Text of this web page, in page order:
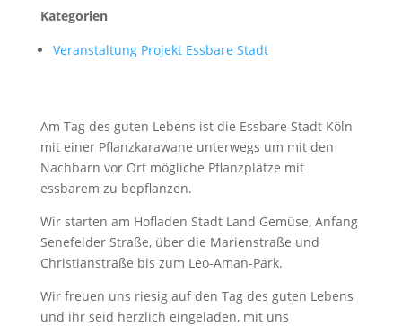
Kategorien
Veranstaltung Projekt Essbare Stadt
Am Tag des guten Lebens ist die Essbare Stadt Köln
mit einer Pflanzkarawane unterwegs um mit den
Nachbarn vor Ort mögliche Pflanzplätze mit
essbarem zu bepflanzen.
Wir starten am Hofladen Stadt Land Gemüse, Anfang
Senefelder Straße, über die Marienstraße und
Christianstraße bis zum Leo-Aman-Park.
Wir freuen uns riesig auf den Tag des guten Lebens
und ihr seid herzlich eingeladen, mit uns